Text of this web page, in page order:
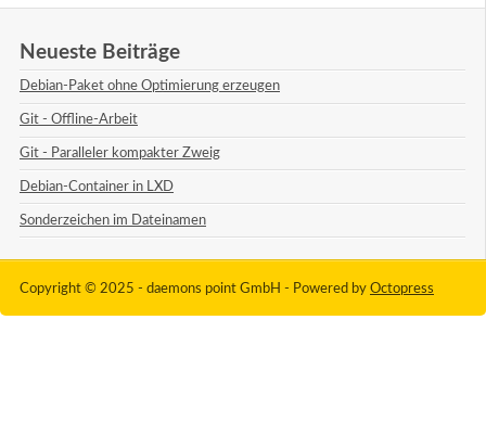
Neueste Beiträge
Debian-Paket ohne Optimierung erzeugen
Git - Offline-Arbeit
Git - Paralleler kompakter Zweig
Debian-Container in LXD
Sonderzeichen im Dateinamen
Copyright © 2025 - daemons point GmbH - Powered by Octopress